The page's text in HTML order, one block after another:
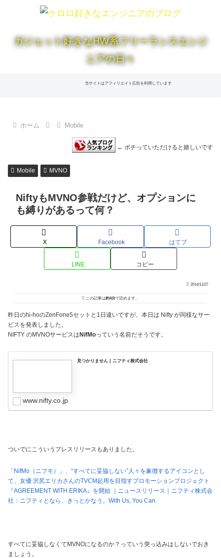
ガジェット好きなHW系フリーランスエンジ
ニアの日々
当サイトはアフィリエイト広告を利用しています
ホーム Mobile
← ポチっていただけると嬉しいです
Mobile MVNO
NiftyもMVNO参戦だけど、オプションに
も縛りがあるって何？
X Facebook はてブ
LINE コピー
2014/11/27
この記事は約4分で読めます。
昨日のhi-hoのZenFone5セットと1日違いですが、本日は Nifty が同様なサー
ビスを発表しました。
NIFTY のMVNOサービスは NifMoっていう名前だそうです。
見つかりません | ニフティ株式会社
www.nifty.co.jp
ついでにこういうプレスリリースもありました。
「NifMo（ニフモ）」、“すべてに妥協しない”人々を象徴するアイコンとし
て、女優 沢尻エリカさんのTVCM起用を目指すプロモーションプロジェクト
『AGREEMENT WITH ERIKA』を開始 ｜ニュースリリース｜ニフティ株式会
社：ニフティとなら、きっとかなう。With Us, You Can.
すべてに妥協しなくてMVNOになるのか？っていう突っ込みはしないでおき
ましょう。